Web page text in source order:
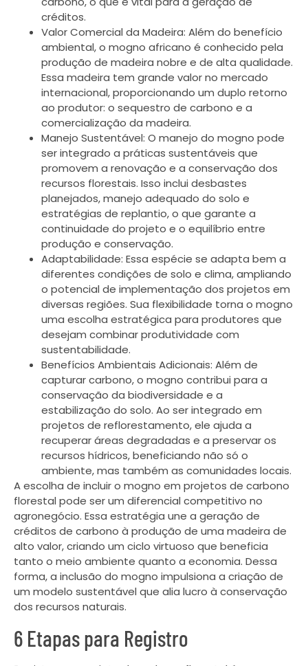
créditos.
Valor Comercial da Madeira: Além do benefício
ambiental, o mogno africano é conhecido pela
produção de madeira nobre e de alta qualidade.
Essa madeira tem grande valor no mercado
internacional, proporcionando um duplo retorno
ao produtor: o sequestro de carbono e a
comercialização da madeira.
Manejo Sustentável: O manejo do mogno pode
ser integrado a práticas sustentáveis que
promovem a renovação e a conservação dos
recursos florestais. Isso inclui desbastes
planejados, manejo adequado do solo e
estratégias de replantio, o que garante a
continuidade do projeto e o equilíbrio entre
produção e conservação.
Adaptabilidade: Essa espécie se adapta bem a
diferentes condições de solo e clima, ampliando
o potencial de implementação dos projetos em
diversas regiões. Sua flexibilidade torna o mogno
uma escolha estratégica para produtores que
desejam combinar produtividade com
sustentabilidade.
Benefícios Ambientais Adicionais: Além de
capturar carbono, o mogno contribui para a
conservação da biodiversidade e a
estabilização do solo. Ao ser integrado em
projetos de reflorestamento, ele ajuda a
recuperar áreas degradadas e a preservar os
recursos hídricos, beneficiando não só o
ambiente, mas também as comunidades locais.
A escolha de incluir o mogno em projetos de carbono
florestal pode ser um diferencial competitivo no
agronegócio. Essa estratégia une a geração de
créditos de carbono à produção de uma madeira de
alto valor, criando um ciclo virtuoso que beneficia
tanto o meio ambiente quanto a economia. Dessa
forma, a inclusão do mogno impulsiona a criação de
um modelo sustentável que alia lucro à conservação
dos recursos naturais.
6 Etapas para Registro